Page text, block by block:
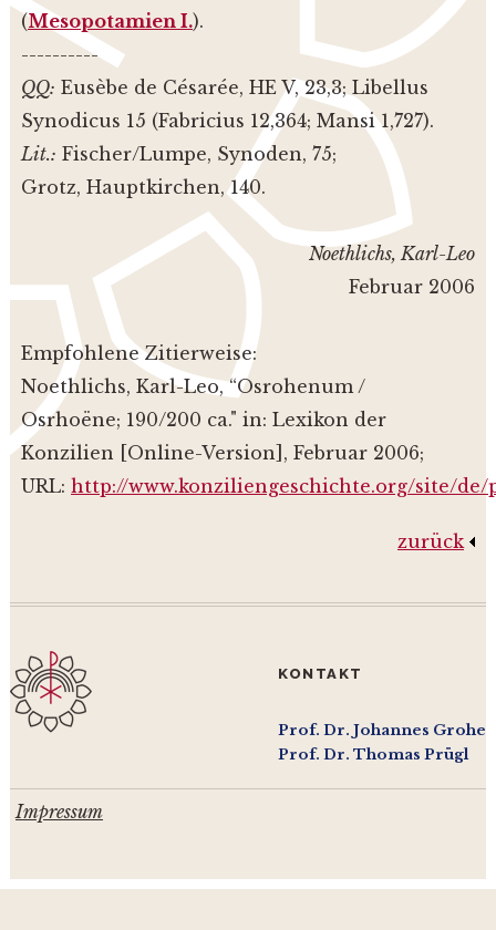
(Mesopotamien I.).
----------
QQ: Eusèbe de Césarée, HE V, 23,3; Libellus
Synodicus 15 (Fabricius 12,364; Mansi 1,727).
Lit.: Fischer/Lumpe, Synoden, 75;
Grotz, Hauptkirchen, 140.
Noethlichs, Karl-Leo
Februar 2006
Empfohlene Zitierweise:
Noethlichs, Karl-Leo, “Osrohenum /
Osrhoëne; 190/200 ca." in: Lexikon der
Konzilien [Online-Version], Februar 2006;
URL: http://www.konziliengeschichte.org/site/
zurück
KONTAKT
Prof. Dr. Johannes Grohe
Prof. Dr. Thomas Prügl
Impressum